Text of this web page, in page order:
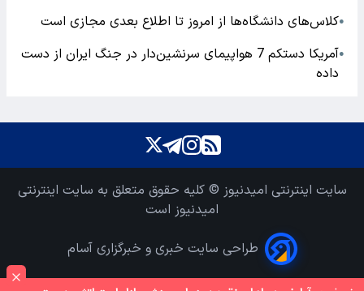
●کلاس‌های دانشگاه‌ها از امروز تا اطلاع بعدی مجازی است
●
آمریکا دستکم 7 هواپیمای سرنشین‌دار در جنگ ایران از دست
داده
سایت اینترنتی امیدنیوز © کلیه حقوق متعلق به سایت اینترنتی
امیدنیوز است
طراحی سایت خبری و خبرگزاری آسام